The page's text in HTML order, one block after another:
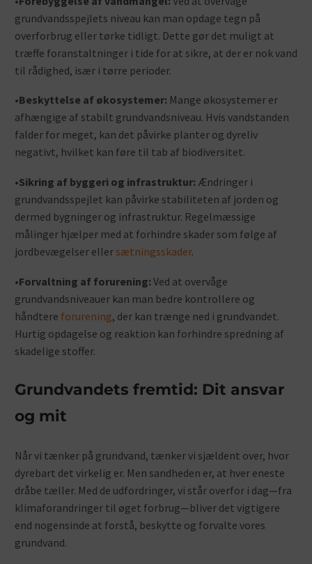
grundvandsspejlets niveau kan man opdage tegn på
overforbrug eller tørke tidligt. Dette gør det muligt at
træffe foranstaltninger i tide for at sikre, at der er nok vand
til rådighed, især i tørre perioder.
•Beskyttelse af økosystemer: Mange økosystemer er
afhængige af stabilt grundvandsniveau. Hvis vandstanden
falder for meget, kan det påvirke planter og dyreliv
negativt, hvilket kan føre til tab af biodiversitet.
•Sikring af byggeri og infrastruktur: Ændringer i
grundvandsspejlet kan påvirke stabiliteten af jorden og
dermed bygninger og infrastruktur. Regelmæssige
målinger hjælper med at forhindre skader som følge af
jordbevægelser ellersætningsskader.
•Forvaltning af forurening: Ved at overvåge
grundvandsniveauer kan man bedre kontrollere og
håndtere forurening, der kan trænge ned i grundvandet.
Hurtig opdagelse og reaktion kan forhindre spredning af
skadelige stoffer.
Grundvandets fremtid: Dit ansvar
og mit
Når vi tænker på grundvand, tænker vi sjældent over, hvor
dyrebart det virkelig er. Men sandheden er, at hver eneste
dråbe tæller. Med de udfordringer, vi står overfor i dag—fra
klimaforandringer til øget forbrug—bliver det vigtigere
end nogensinde at forstå, beskytte og forvalte vores
grundvand.